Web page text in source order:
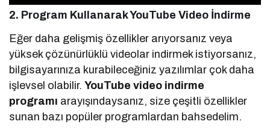
2. Program Kullanarak YouTube Video İndirme
Eğer daha gelişmiş özellikler arıyorsanız veya
yüksek çözünürlüklü videolar indirmek istiyorsanız,
bilgisayarınıza kurabileceğiniz yazılımlar çok daha
işlevsel olabilir.YouTube video indirme
programı arayışındaysanız, size çeşitli özellikler
sunan bazı popüler programlardan bahsedelim.